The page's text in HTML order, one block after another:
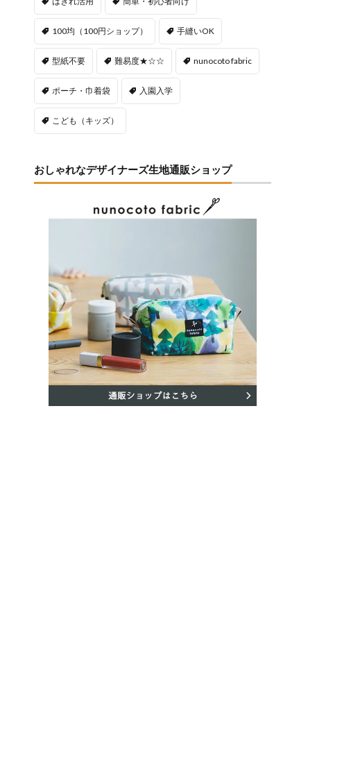
100均（100円ショップ） 手縫いOK
型紙不要 難易度★☆☆ nunocoto fabric
ポーチ・巾着袋 入園入学
こども（キッズ）
おしゃれなデザイナーズ生地通販ショップ